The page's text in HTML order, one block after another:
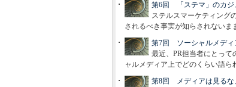
第6回 「ステマ」のカジ
ステルスマーケティング
されるべき事実が知らされないま
第7回 ソーシャルメディ
最近、PR担当者にとっ
ャルメディア上でどのくらい語ら
第8回 メディアは見るな